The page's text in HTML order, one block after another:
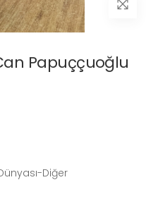
Papuççuoğlu
Diğer